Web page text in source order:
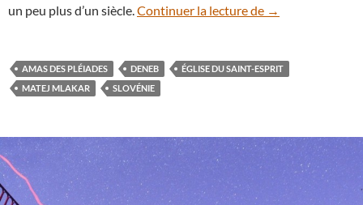
un peu plus d’un siècle.Continuer la lecture de En Slovénie, la
→
AMAS DES PLÉIADES DENEB
ÉGLISE DU SAINT-ESPRIT
MATEJ MLAKAR
SLOVÉNIE